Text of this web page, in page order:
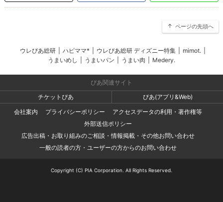
ページの先頭へ
ウレぴあ総研 ハピママ* ウレぴあ総研 ディズニー特集 mimot.
うまいめし
うまいパン うまい肉 Medery.
ぴあ関連サイト
チケットぴあ
ぴあ(アプリ&Web)
会社案内
プライバシーポリシー
アクセスデータの利用・著作権等
外部送信ポリシー
広告出稿・お取り組みのご相談・情報掲載・その他お問い合わせ
一般の読者の方・ユーザーの方からのお問い合わせ
Copyright (C) PIA Corporation. All Rights Reserved.